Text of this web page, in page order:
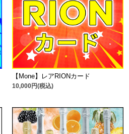
【Mone】レアRIONカード
10,000円(税込)